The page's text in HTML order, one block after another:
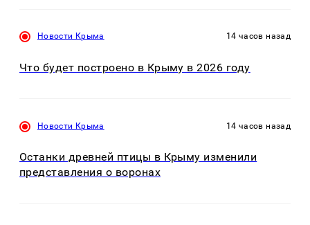
Новости Крыма 14 часов назад
Что будет построено в Крыму в 2026 году
Новости Крыма 14 часов назад
Останки древней птицы в Крыму изменили
представления о воронах